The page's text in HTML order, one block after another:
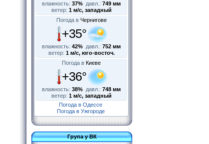
влажность: 37% давл.: 749 мм
ветер: 1 м/с, западный
Погода в Чернигове
+35°
влажность: 42% давл.: 752 мм
ветер: 1 м/с, юго-восточ.
Погода в Киеве
+36°
влажность: 38% давл.: 748 мм
ветер: 1 м/с, западный
Погода в Одессе
Погода в Ужгороде
Група у ВК